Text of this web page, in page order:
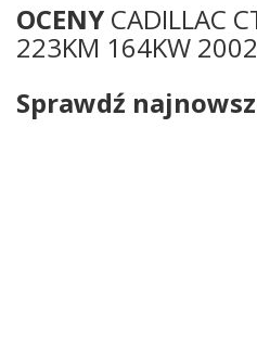
OCENY CADILLAC
223KM 164KW
Sprawdź